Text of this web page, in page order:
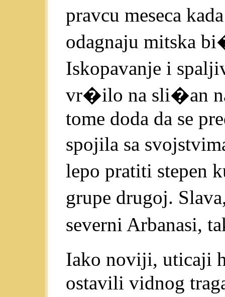
pravcu meseca
odagnaju mitska
Iskopavanje i
vr�ilo na sli�an
tome doda da se
spojila sa
lepo pratiti stepen
grupe drugoj.
severni Arbanasi,
Iako noviji, uticaji
ostavili vidnog